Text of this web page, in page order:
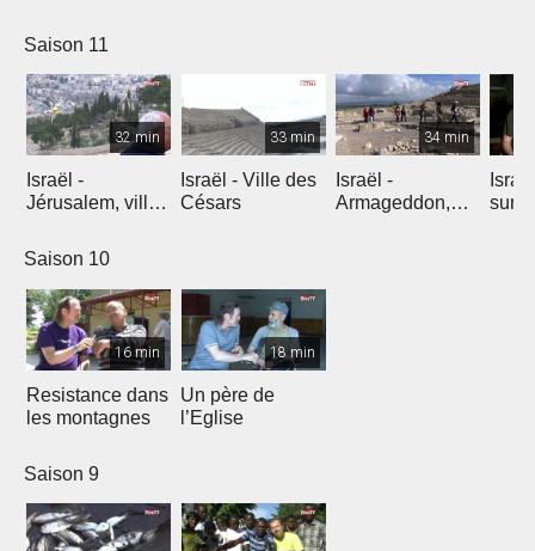
Saison 11
32 min
Israël -
Jérusalem, ville
33 min
Israël - Ville des
Césars
34 min
Israël -
Armageddon,
sur
Saison 10
16 min
Resistance dans
les montagnes
18 min
Un père de
l’Eglise
Saison 9